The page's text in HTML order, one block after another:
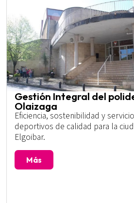
Gestión Integral del
Olaizaga
Eficiencia, sostenibilidad y
deportivos de calidad para la
Elgoibar.
Más